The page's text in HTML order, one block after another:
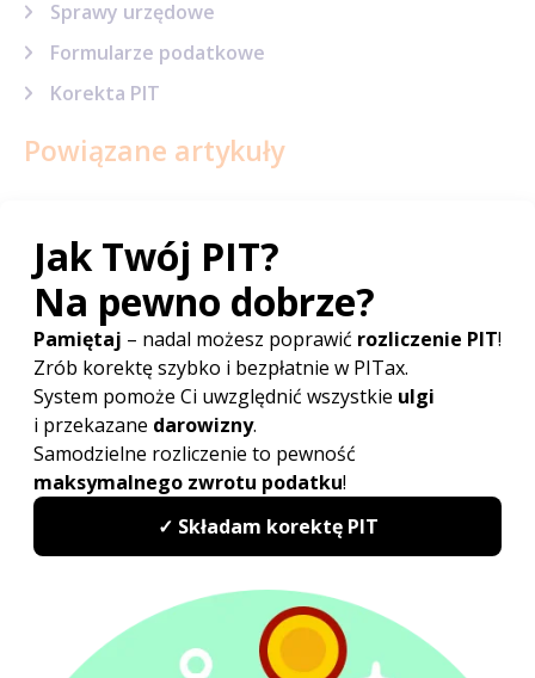
Sprawy urzędowe
Formularze podatkowe
Korekta PIT
Powiązane artykuły
Do kiedy PIT 2027?
Kwota wolna od podatku 2027
Druki PIT 2027
Rozliczenie PIT Wspólnie z małżonkiem
Odliczanie straty w PIT
Opinie